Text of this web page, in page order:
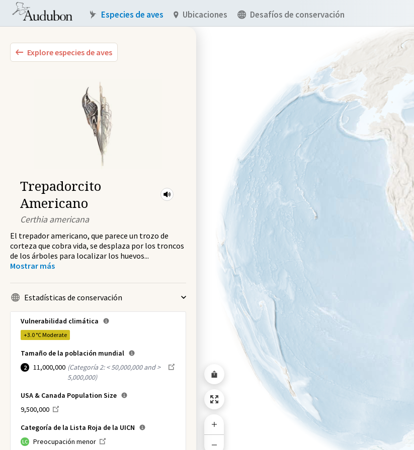
Explore especies de aves
Trepadorcito
Americano
Certhia americana
El trepador americano, que parece un trozo de
corteza que cobra vida, se desplaza por los troncos
de los árboles para localizar los huevos...
Mostrar más
Estadísticas de conservación
Vulnerabilidad climática
+3.0 °C Moderate
Tamaño de la población mundial
2 11,000,000 (Categoría 2: < 50,000,000 and >
5,000,000)
USA & Canada Population Size
9,500,000
Categoría de la Lista Roja de la UICN
LC Preocupación menor
Especies de aves Ubicaciones Desafíos de conservación